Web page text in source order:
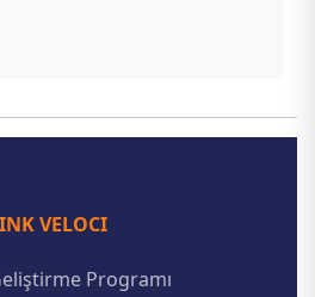
VELOCI
Programı